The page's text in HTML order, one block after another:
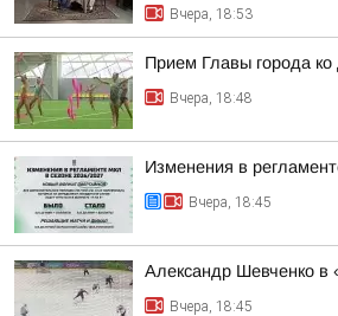
Вчера, 18:53
Прием Главы города
Вчера, 18:48
Изменения в
Вчера, 18:45
Александр Шевченко в
Вчера, 18:45